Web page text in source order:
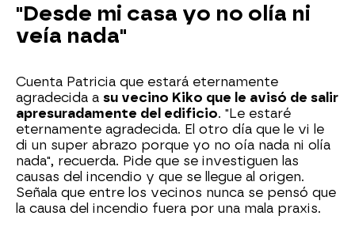
"Desde mi casa yo no olía ni
veía nada"
Cuenta Patricia que estará eternamente
agradecida a su vecino Kiko que le avisó de salir
apresuradamente del edificio. "Le estaré
eternamente agradecida. El otro día que le vi le
di un super abrazo porque yo no oía nada ni olía
nada", recuerda. Pide que se investiguen las
causas del incendio y que se llegue al origen.
Señala que entre los vecinos nunca se pensó que
la causa del incendio fuera por una mala praxis.